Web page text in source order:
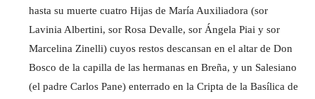
hasta su muerte cuatro Hijas de María Auxiliadora (sor
Lavinia Albertini, sor Rosa Devalle, sor Ángela Piai y sor
Marcelina Zinelli) cuyos restos descansan en el altar de Don
Bosco de la capilla de las hermanas en Breña, y un Salesiano
(el padre Carlos Pane) enterrado en la Cripta de la Basílica de